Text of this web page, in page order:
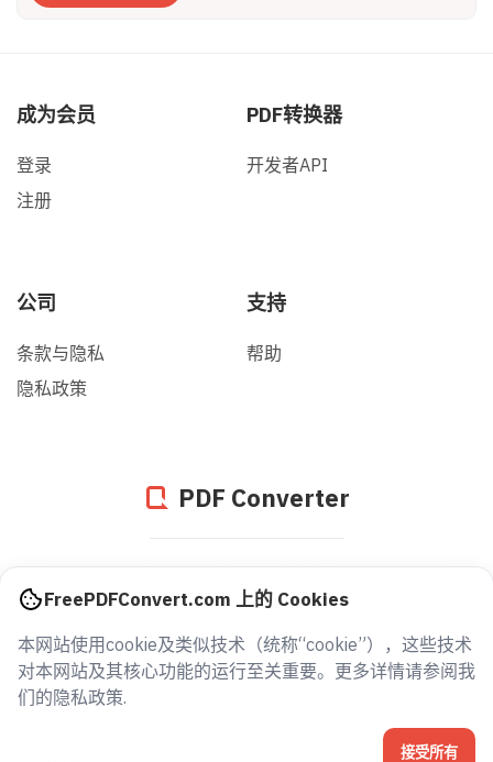
成为会员
登录
注册
PDF转换器
开发者API
公司
条款与隐私
隐私政策
支持
帮助
PDF Converter
944724097663
2005年以来转换的文件
中文（中国）
FreePDFConvert.com 上的 Cookies
本网站使用cookie及类似技术（统称“cookie”），这些技术
对本网站及其核心功能的运行至关重要。更多详情请参阅我
们的隐私政策.
接受所有